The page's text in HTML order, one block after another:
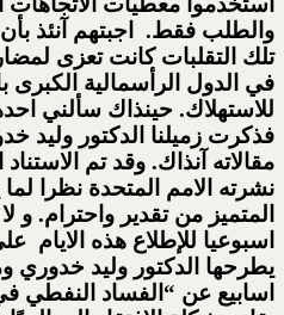
والطلب فقط. اجبتهم آنئذ
تلك التقلبات كانت تعزى
في الدول الرأسمالية الكبرى
للاستهلاك. حينذاك سألني
فذكرت زميلنا الدكتور وليد
مقالاته آنذاك. وقد تم
نشرته الامم المتحدة نظرا لما
المتميز من تقدير واحترام. و
اسبوعيا للإطلاع هذه الايام
يطرحها الدكتور وليد خدوري
اسابيع عن “الفساد النفطي